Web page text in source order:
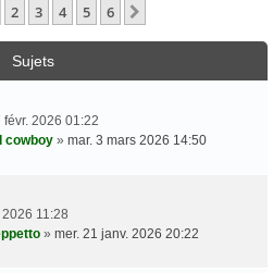
2 3 4 5 6
Sujets
févr. 2026 01:22
cowboy » mar. 3 mars 2026 14:50
11:28
» mer. 21 janv. 2026 20:22